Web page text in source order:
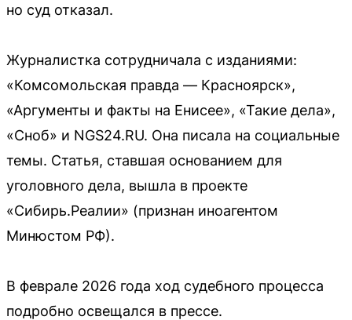
но суд отказал.
Журналистка сотрудничала с изданиями:
«Комсомольская правда — Красноярск»,
«Аргументы и факты на Енисее», «Такие дела»,
«Сноб» и NGS24.RU. Она писала на социальные
темы. Статья, ставшая основанием для
уголовного дела, вышла в проекте
«Сибирь.Реалии» (признан иноагентом
Минюстом РФ).
В феврале 2026 года ход судебного процесса
подробно освещался в прессе.